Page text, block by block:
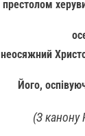
престолом
–
Його,
(З канону